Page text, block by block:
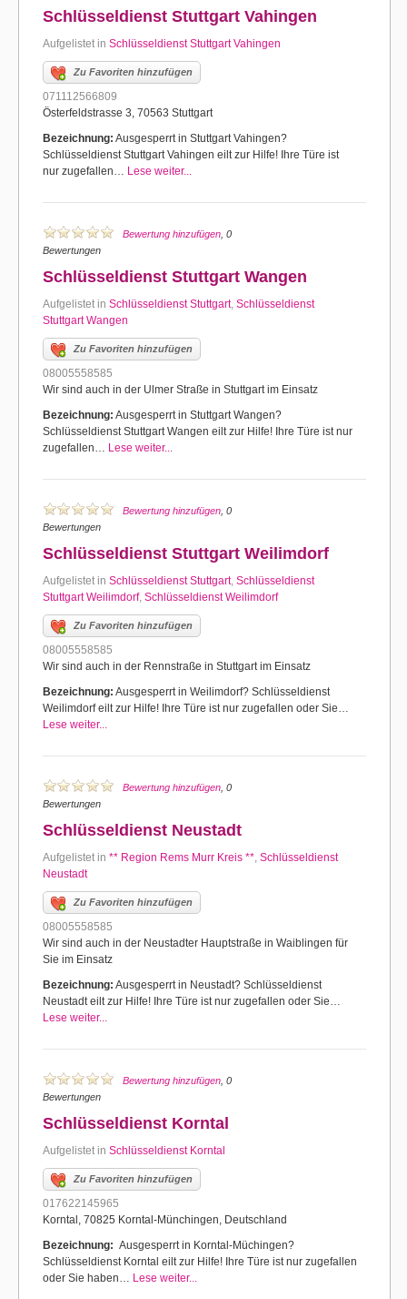
Schlüsseldienst Stuttgart Vahingen
Aufgelistet in Schlüsseldienst Stuttgart Vahingen
Zu Favoriten hinzufügen
071112566809
Österfeldstrasse 3, 70563 Stuttgart
Bezeichnung: Ausgesperrt in Stuttgart Vahingen?
Schlüsseldienst Stuttgart Vahingen eilt zur Hilfe! Ihre Türe ist
nur zugefallen… Lese weiter...
Bewertung hinzufügen , 0
Bewertungen
Schlüsseldienst Stuttgart Wangen
Aufgelistet in Schlüsseldienst Stuttgart, Schlüsseldienst
Stuttgart Wangen
Zu Favoriten hinzufügen
08005558585
Wir sind auch in der Ulmer Straße in Stuttgart im Einsatz
Bezeichnung: Ausgesperrt in Stuttgart Wangen?
Schlüsseldienst Stuttgart Wangen eilt zur Hilfe! Ihre Türe ist nur
zugefallen… Lese weiter...
Bewertung hinzufügen , 0
Bewertungen
Schlüsseldienst Stuttgart Weilimdorf
Aufgelistet in Schlüsseldienst Stuttgart, Schlüsseldienst
Stuttgart Weilimdorf, Schlüsseldienst Weilimdorf
Zu Favoriten hinzufügen
08005558585
Wir sind auch in der Rennstraße in Stuttgart im Einsatz
Bezeichnung: Ausgesperrt in Weilimdorf? Schlüsseldienst
Weilimdorf eilt zur Hilfe! Ihre Türe ist nur zugefallen oder Sie…
Lese weiter...
Bewertung hinzufügen , 0
Bewertungen
Schlüsseldienst Neustadt
Aufgelistet in ** Region Rems Murr Kreis **, Schlüsseldienst
Neustadt
Zu Favoriten hinzufügen
08005558585
Wir sind auch in der Neustadter Hauptstraße in Waiblingen für
Sie im Einsatz
Bezeichnung: Ausgesperrt in Neustadt? Schlüsseldienst
Neustadt eilt zur Hilfe! Ihre Türe ist nur zugefallen oder Sie…
Lese weiter...
Bewertung hinzufügen , 0
Bewertungen
Schlüsseldienst Korntal
Aufgelistet in Schlüsseldienst Korntal
Zu Favoriten hinzufügen
017622145965
Korntal, 70825 Korntal-Münchingen, Deutschland
Bezeichnung: Ausgesperrt in Korntal-Müchingen?
Schlüsseldienst Korntal eilt zur Hilfe! Ihre Türe ist nur zugefallen
oder Sie haben… Lese weiter...